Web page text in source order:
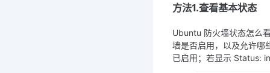
方法1.查看基本状态
Ubuntu 防火墙状态怎么
墙是否启用，以及允许哪
已启用；若显示 Status: